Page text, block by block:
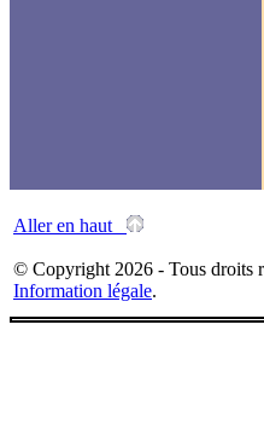
Aller en haut
© Copyright 2026 - Tous droits
Information légale.